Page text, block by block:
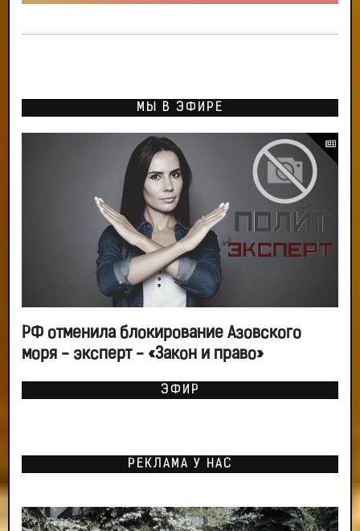
МЫ В ЭФИРЕ
РФ отменила блокирование Азовского
моря - эксперт - «Закон и право»
ЭФИР
РЕКЛАМА У НАС